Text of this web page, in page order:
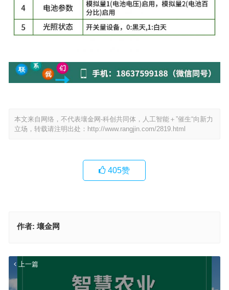
本文来自网络，不代表壤金网-科创共同体，人工智能＋”催生“向新力
立场，转载请注明出处： http://www.rangjin.com/2819.html
405赞
作者: 壤金网
上一篇